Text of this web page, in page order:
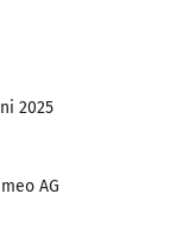
2025
AG